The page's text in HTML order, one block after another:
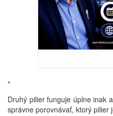
*
Druhý pilier funguje úplne inak
správne porovnávať, ktorý pilier